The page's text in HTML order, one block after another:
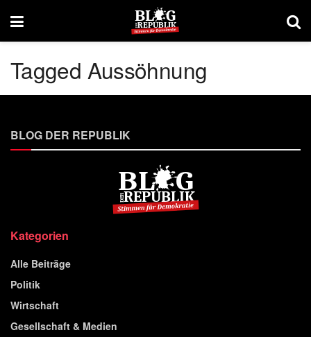
Tagged Aussöhnung
BLOG DER REPUBLIK
Kategorien
Alle Beiträge
Politik
Wirtschaft
Gesellschaft & Medien